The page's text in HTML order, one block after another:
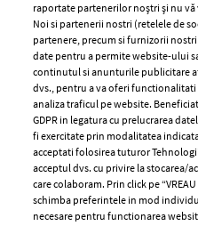
ELLE Style Awards
2024
Despre ELLE
Romania
Contact
Abonamente
raportate partenerilor noștri și nu vă
Noi si partenerii nostri (retelele de
partenere, precum si furnizorii
date pentru a permite website-ului
continutul si anunturile publicitare
dvs., pentru a va oferi
analiza traficul pe website.
GDPR in legatura cu prelucrarea
fi exercitate prin modalitatea
acceptati folosirea tuturor
acceptul dvs. cu privire la stocarea/
care colaboram. Prin click pe “VREAU
schimba preferintele in mod
necesare pentru functionarea